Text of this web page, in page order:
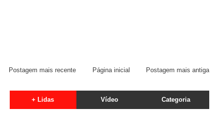
Postagem mais recente Postagem mais antiga
Página inicial
+ Lidas Vídeo Categoria